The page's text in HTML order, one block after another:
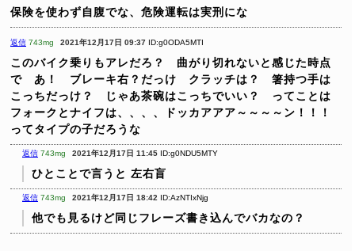
保険を使わず自腹でな、危険運転は実刑にな
返信 743mg 2021年12月17日 09:37 ID:g0ODA5MTI
このバイク乗りもアレだろ？ 曲がり切れないと感じた時点
で あ！ ブレーキ右？だっけ クラッチは？ 箸持つ手は
こっちだっけ？ じゃあ茶碗はこっちでいい？ ってことは
フォークとナイフは、、、、ドッカアアア～～～～ン！！！
ってタイプの子だろうな
返信 743mg 2021年12月17日 11:45 ID:g0NDU5MTY
ひとことで言うと 左右盲
返信 743mg 2021年12月17日 18:42 ID:AzNTIxNjg
他でも見るけど同じフレーズ書き込んでバカなの？